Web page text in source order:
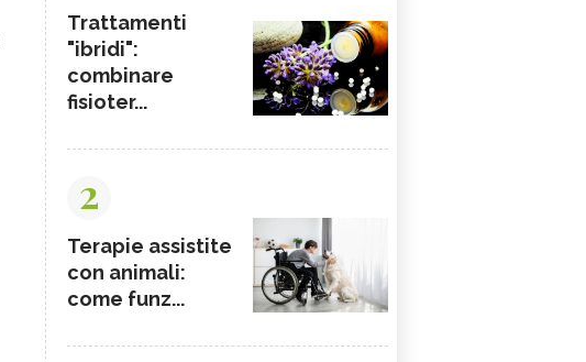
Trattamenti
"ibridi":
combinare
fisioter...
2
Terapie assistite
con animali:
come funz...